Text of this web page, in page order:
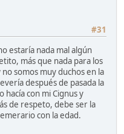
#31
estaría nada mal algún
más que nada para los
somos muy duchos en la
después de pasada la
hacía con mi Cignus y
de respeto, debe ser la
con la edad.